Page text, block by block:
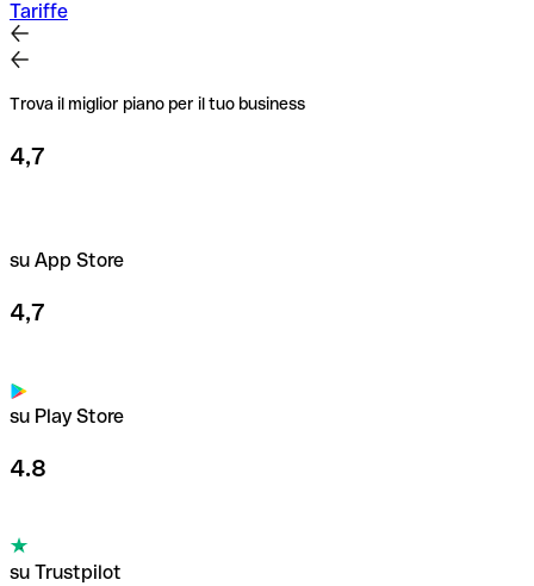
Tariffe
Trova il miglior piano per il tuo business
4,7
su App Store
4,7
su Play Store
4.8
su Trustpilot